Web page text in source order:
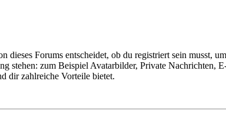
Forums entscheidet, ob du registriert sein musst,
stehen: zum Beispiel Avatarbilder, Private Nachrichten,
dir zahlreiche Vorteile bietet.